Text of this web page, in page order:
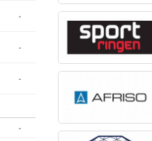
-
-
-
-